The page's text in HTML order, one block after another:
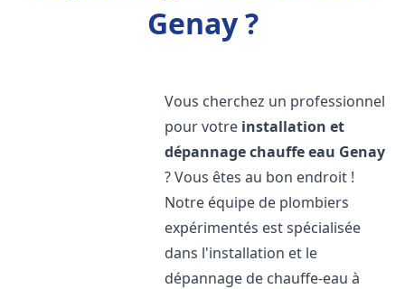
Genay ?
Vous cherchez un professionnel
pour votre installation et
dépannage chauffe eau Genay
? Vous êtes au bon endroit !
Notre équipe de plombiers
expérimentés est spécialisée
dans l'installation et le
dépannage de chauffe-eau à